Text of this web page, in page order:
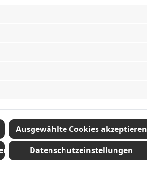
nicht anders angegeben.
Ausgewählte Cookies akzeptieren
Datenschutzeinstellungen